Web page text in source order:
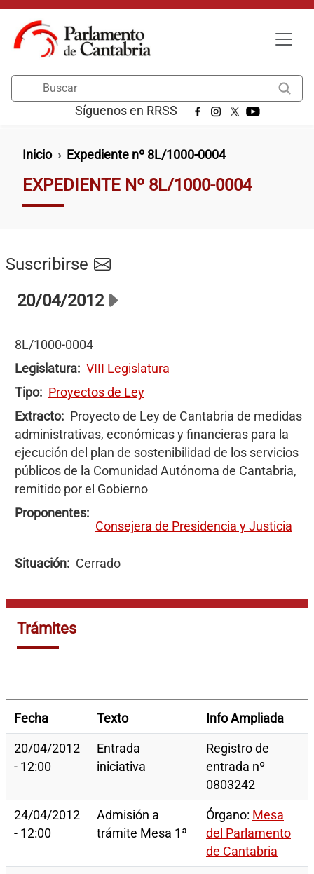
Pasar al contenido principal
Síguenos en RRSS
Ruta de navegación
Inicio Expediente nº 8L/1000-0004
EXPEDIENTE Nº 8L/1000-0004
Suscribirse
20/04/2012
8L/1000-0004
Legislatura
VIII Legislatura
Tipo
Proyectos de Ley
Extracto
Proyecto de Ley de Cantabria de medidas
administrativas, económicas y financieras para la
ejecución del plan de sostenibilidad de los servicios
públicos de la Comunidad Autónoma de Cantabria,
remitido por el Gobierno
Proponentes
Consejera de Presidencia y Justicia
Situación Cerrado
Trámites
Fecha Texto Info Ampliada
20/04/2012
- 12:00
Entrada
iniciativa
Registro de
entrada nº
0803242
24/04/2012
- 12:00
Admisión a
trámite Mesa 1ª
Órgano: Mesa
del Parlamento
de Cantabria